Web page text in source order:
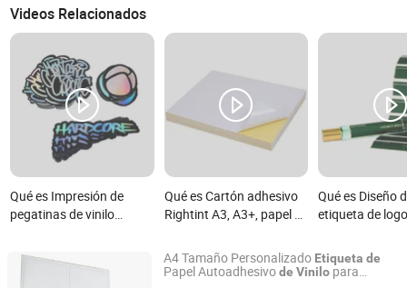
Videos Relacionados
Qué es Impresión de
pegatinas de vinilo
personalizadas con
logotipo holográfico
Qué es Cartón adhesivo
Rightint A3, A3+, papel de
por mayor OEM de China
Qué es Diseño
etiqueta de
de embalaje
A4 Tamaño Personalizado Etiqueta de
Papel Autoadhesivode Vinilo para
Shenzhen Likexin Industrial Co., Ltd.